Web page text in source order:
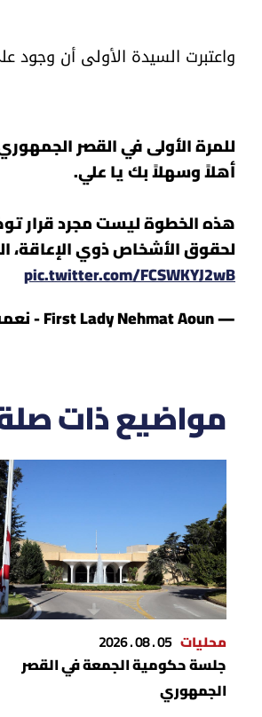
واعتبرت السيدة الأولى أن وجود
للمرة الأولى في القصر
أهلاً وسهلاً بك يا علي.
لحقوق الأشخاص ذوي الإعاقة،
pic.twitter.com/FCSWKYJ2wB
— First Lady Nehmat Aoun - نعمت عون (@lbfirstlady)
مواضيع ذات
محليات 05 . 08 . 2026
جلسة حكومية الجمعة في القصر
الجمهوري